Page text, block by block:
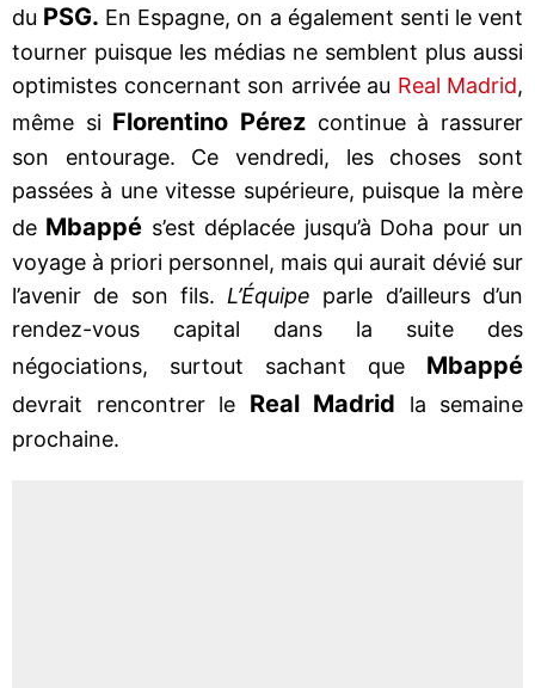
du PSG. En Espagne, on a également senti le vent
tourner puisque les médias ne semblent plus aussi
optimistes concernant son arrivée au Real Madrid,
même si Florentino Pérez continue à rassurer
son entourage. Ce vendredi, les choses sont
passées à une vitesse supérieure, puisque la mère
de Mbappé s’est déplacée jusqu’à Doha pour un
voyage à priori personnel, mais qui aurait dévié sur
l’avenir de son fils. L’Équipe parle d’ailleurs d’un
rendez-vous capital dans la suite des
négociations, surtout sachant que Mbappé
devrait rencontrer le Real Madrid la semaine
prochaine.